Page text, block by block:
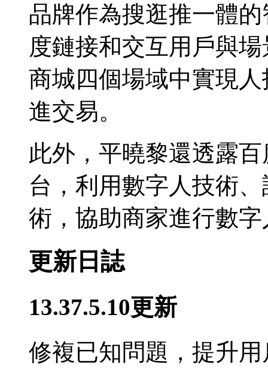
品牌作為搜逛推一體
度鏈接和交互用戶與
商城四個場域中實現
進交易。
此外，平曉黎還透露
台，利用數字人技術
術，協助商家進行數
更新日誌
13.37.5.10更新
修複已知問題，提升